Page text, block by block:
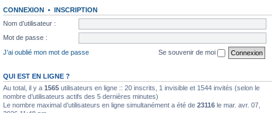
CONNEXION • INSCRIPTION
Nom d’utilisateur :
Mot de passe :
J’ai oublié mon mot de passe
Se souvenir de moi
QUI EST EN LIGNE ?
Au total, il y a 1565 utilisateurs en ligne :: 20 inscrits, 1 invisible et 1544 invités (selon le
nombre d’utilisateurs actifs des 5 dernières minutes)
Le nombre maximal d’utilisateurs en ligne simultanément a été de 23116 le mar. avr. 07,